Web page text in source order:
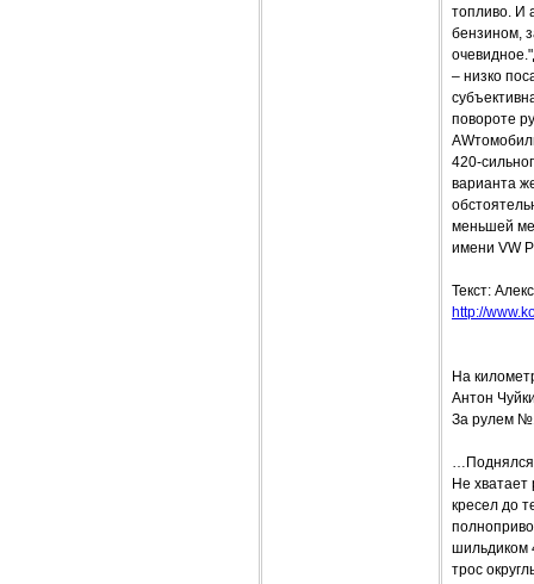
топливо. И
бензином,
– низко
повороте
420-
варианта
меньшей
имени VW
Текст:
http://
На
Антон
За рулем
Не хватает
кресел до
шильдиком
трос